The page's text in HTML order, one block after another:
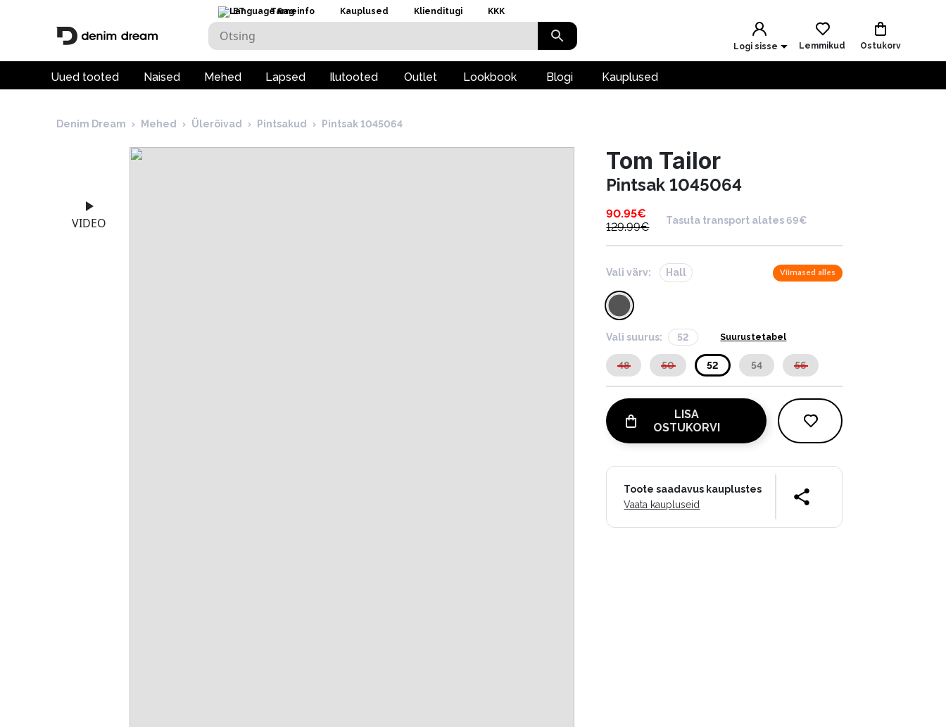
ET Tarneinfo Kauplused Klienditugi KKK
Logi sisse Lemmikud Ostukorv
Uued tooted Naised Mehed Lapsed Ilutooted Outlet Lookbook Blogi Kauplused
Denim Dream › Mehed › Ülerõivad › Pintsakud › Pintsak 1045064
VIDEO
Tom Tailor
Pintsak 1045064
90.95€
129.99€
Tasuta transport alates 69€
Vali värv: Hall Viimased alles
Vali suurus: 52 Suurustetabel
48 50 52 54 56
LISA
OSTUKORVI
Toote saadavus kauplustes
Vaata kaupluseid